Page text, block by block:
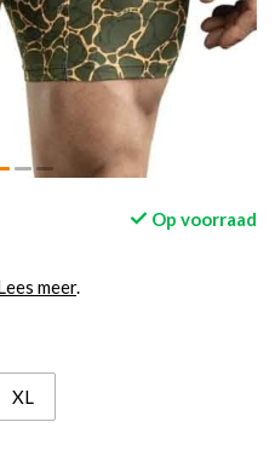
Op voorraad
meer.
XL